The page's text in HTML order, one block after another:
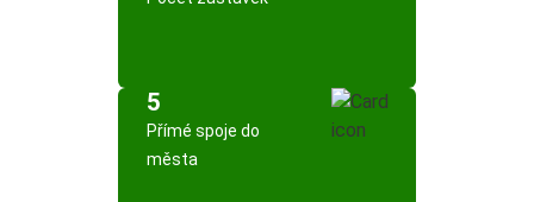
5
Přímé spoje do
města